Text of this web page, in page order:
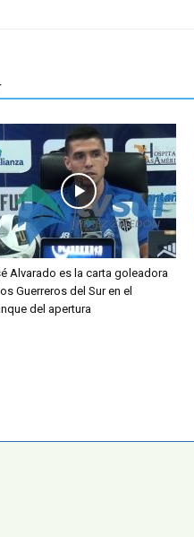
Alvarado es la carta goleadora
Guerreros del Sur en el
del apertura